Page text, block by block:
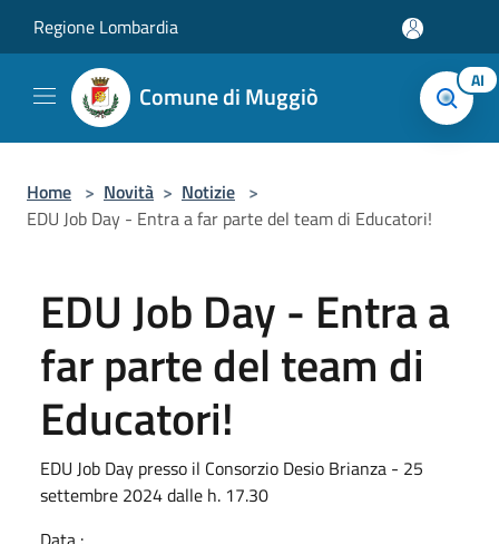
Regione Lombardia
Comune di Muggiò AI
Home > Novità > Notizie >
EDU Job Day - Entra a far parte del team di Educatori!
EDU Job Day - Entra a
far parte del team di
Educatori!
EDU Job Day presso il Consorzio Desio Brianza - 25
settembre 2024 dalle h. 17.30